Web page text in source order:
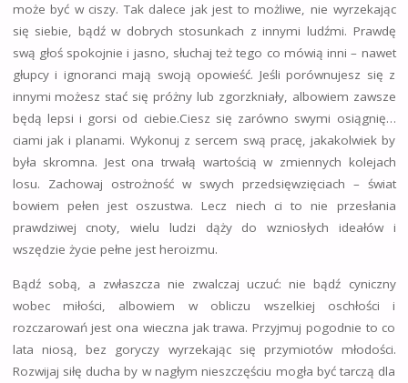
może być w ciszy. Tak dalece jak jest to możliwe, nie wyrzekając
się siebie, bądź w dobrych stosunkach z innymi ludźmi. Prawdę
swą głoś spokojnie i jasno, słuchaj też tego co mówią inni – nawet
głupcy i ignoranci mają swoją opowieść. Jeśli porównujesz się z
innymi możesz stać się próżny lub zgorzkniały, albowiem zawsze
będą lepsi i gorsi od ciebie.Ciesz się zarówno swymi osiągnię…
ciami jak i planami. Wykonuj z sercem swą pracę, jakakolwiek by
była skromna. Jest ona trwałą wartością w zmiennych kolejach
losu. Zachowaj ostrożność w swych przedsięwzięciach – świat
bowiem pełen jest oszustwa. Lecz niech ci to nie przesłania
prawdziwej cnoty, wielu ludzi dąży do wzniosłych ideałów i
wszędzie życie pełne jest heroizmu.
Bądź sobą, a zwłaszcza nie zwalczaj uczuć: nie bądź cyniczny
wobec miłości, albowiem w obliczu wszelkiej oschłości i
rozczarowań jest ona wieczna jak trawa. Przyjmuj pogodnie to co
lata niosą, bez goryczy wyrzekając się przymiotów młodości.
Rozwijaj siłę ducha by w nagłym nieszczęściu mogła być tarczą dla